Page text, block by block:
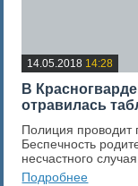
14.05.2018 14:28
В
отравилась
Полиция проводит
Беспечность
несчастного
Подробнее